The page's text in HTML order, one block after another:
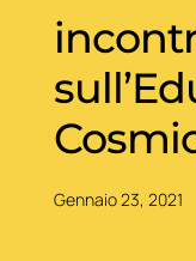
Gennaio 23, 2021